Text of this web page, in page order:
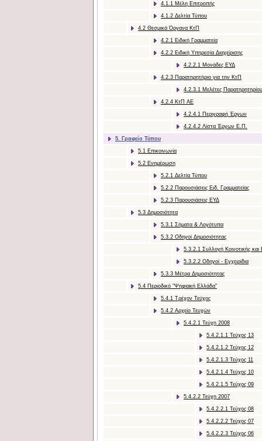
4.1.1 Μέλη Επιτροπής
4.1.2 Δελτία Τύπου
4.2 Θεσμικά Όργανα ΚτΠ
4.2.1 Ειδική Γραμματεία
4.2.2 Ειδική Υπηρεσία Διαχείρισης
4.2.2.1 Μονάδες ΕΥΔ
4.2.3 Παρατηρητήριο για την ΚτΠ
4.2.3.1 Μελέτες Παρατηρητηρίου
4.2.4 ΚτΠ ΑΕ
4.2.4.1 Περιγραφή Έργων
4.2.4.2 Λίστα Έργων Ε.Π.
5. Γραφείο Τύπου
5.1 Επικοινωνία
5.2 Ενημέρωση
5.2.1 Δελτία Τύπου
5.2.2 Παρουσιάσεις Ειδ. Γραμματείας
5.2.3 Παρουσιάσεις ΕΥΔ
5.3 Δημοσιότητα
5.3.1 Σήματα & Λογότυπα
5.3.2 Οδηγοί Δημοσιότητας
5.3.2.1 Συλλογή Κοινοτικής και
5.3.2.2 Οδηγοί - Εγχειρίδια
5.3.3 Μέτρα Δημοσιότητας
5.4 Περιοδικό "Ψηφιακή Ελλάδα"
5.4.1 Τρέχον Τεύχος
5.4.2 Αρχείο Τευχών
5.4.2.1 Τεύχη 2008
5.4.2.1.1 Τεύχος 13
5.4.2.1.2 Τεύχος 12
5.4.2.1.3 Τεύχος 11
5.4.2.1.4 Τεύχος 10
5.4.2.1.5 Τεύχος 09
5.4.2.2 Τεύχη 2007
5.4.2.2.1 Τεύχος 08
5.4.2.2.2 Τεύχος 07
5.4.2.2.3 Τεύχος 06